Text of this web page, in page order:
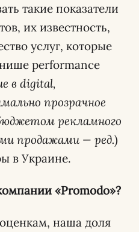
такие показатели
их известность,
услуг, которые
performance
в digital,
прозрачное
рекламного
продажами — ред.)
в Украине.
«Promodo»?
наша доля